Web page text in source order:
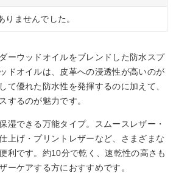
りませんでした。
ーウッドオイルをブレンドした防水スプ
ドオイルは、皮革への浸透性が高いのが
て優れた防水性を発揮するのに加えて、
するのが魅力です。
湿できる万能タイプ。スムースレザー・
上げ・プリントレザーなど、さまざまな
利です。約10分で乾く、速乾性の高さも
ーケアする方におすすめです。